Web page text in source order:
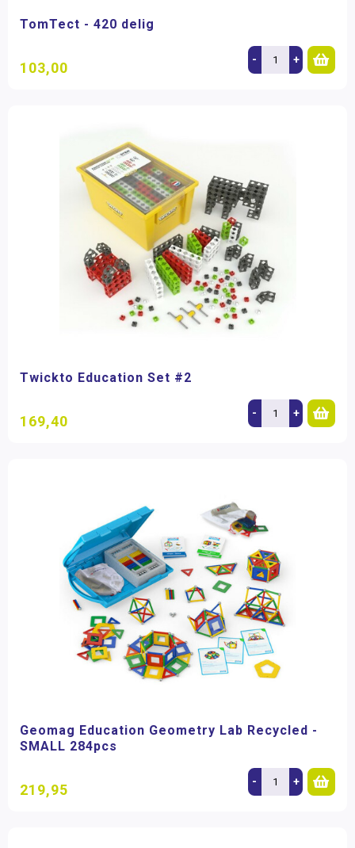
TomTect - 420 delig
103,00 - +
Twickto Education Set #2
169,40 - +
Geomag Education Geometry Lab Recycled -
SMALL 284pcs
219,95 - +